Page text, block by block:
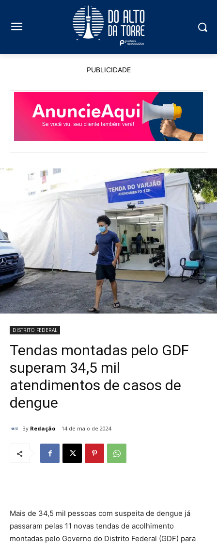
PUBLICIDADE
DISTRITO FEDERAL
Tendas montadas pelo GDF
superam 34,5 mil
atendimentos de casos de
dengue
By Redação 14 de maio de 2024
Mais de 34,5 mil pessoas com suspeita de dengue já
passaram pelas 11 novas tendas de acolhimento
montadas pelo Governo do Distrito Federal (GDF) para